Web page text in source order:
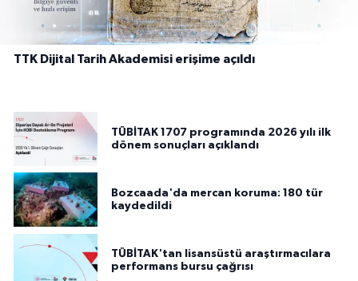
TTK Dijital Tarih Akademisi erişime açıldı
TÜBİTAK 1707 programında 2026 yılı ilk
dönem sonuçları açıklandı
Bozcaada'da mercan koruma: 180 tür
kaydedildi
TÜBİTAK'tan lisansüstü araştırmacılara
performans bursu çağrısı